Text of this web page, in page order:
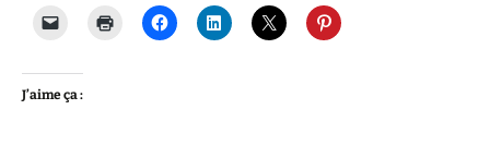
J’aime ça :